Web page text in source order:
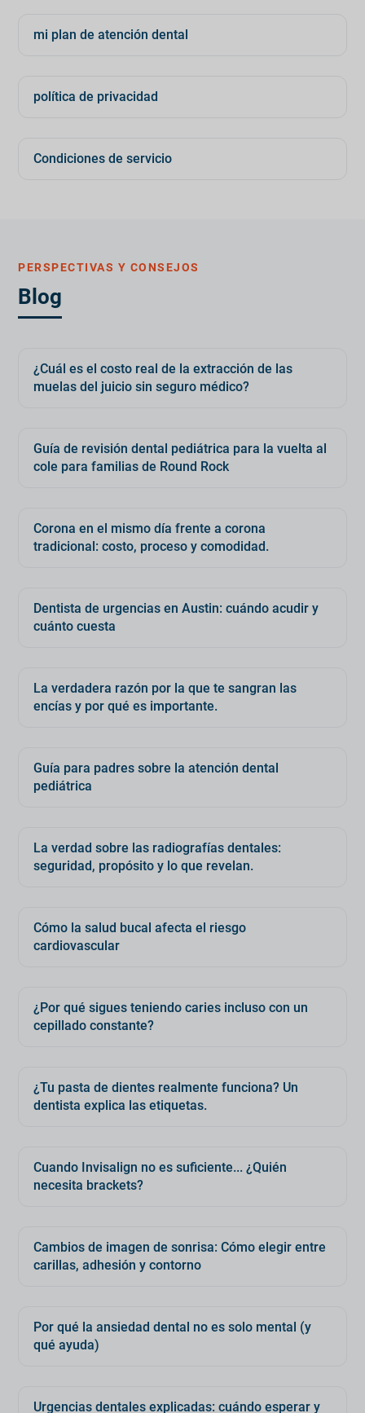
mi plan de atención dental
política de privacidad
Condiciones de servicio
PERSPECTIVAS Y CONSEJOS
Blog
¿Cuál es el costo real de la extracción de las
muelas del juicio sin seguro médico?
Guía de revisión dental pediátrica para la vuelta al
cole para familias de Round Rock
Corona en el mismo día frente a corona
tradicional: costo, proceso y comodidad.
Dentista de urgencias en Austin: cuándo acudir y
cuánto cuesta
La verdadera razón por la que te sangran las
encías y por qué es importante.
Guía para padres sobre la atención dental
pediátrica
La verdad sobre las radiografías dentales:
seguridad, propósito y lo que revelan.
Cómo la salud bucal afecta el riesgo
cardiovascular
¿Por qué sigues teniendo caries incluso con un
cepillado constante?
¿Tu pasta de dientes realmente funciona? Un
dentista explica las etiquetas.
Cuando Invisalign no es suficiente... ¿Quién
necesita brackets?
Cambios de imagen de sonrisa: Cómo elegir entre
carillas, adhesión y contorno
Por qué la ansiedad dental no es solo mental (y
qué ayuda)
Urgencias dentales explicadas: cuándo esperar y